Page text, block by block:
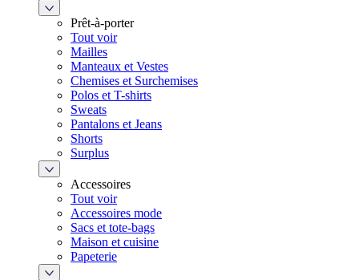
Prêt-à-porter
Tout voir
Mailles
Manteaux et Vestes
Chemises et Surchemises
Polos et T-shirts
Sweats
Pantalons et Jeans
Shorts
Surplus
Accessoires
Tout voir
Accessoires mode
Sacs et tote-bags
Maison et cuisine
Papeterie